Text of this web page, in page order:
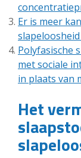
Er is meer
Polyfasische
met sociale
in plaats van
Het